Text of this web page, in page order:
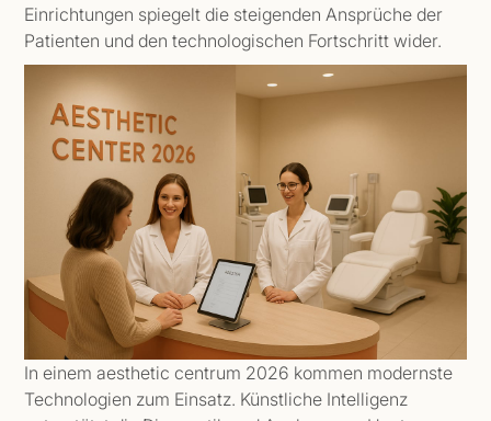
Einrichtungen spiegelt die steigenden Ansprüche der
Patienten und den technologischen Fortschritt wider.
In einem aesthetic centrum 2026 kommen modernste
Technologien zum Einsatz. Künstliche Intelligenz